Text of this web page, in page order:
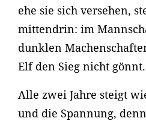
ehe sie sich versehen,
mittendrin: im
dunklen
Elf den Sieg nicht gönnt.
Alle zwei Jahre steigt
und die Spannung,